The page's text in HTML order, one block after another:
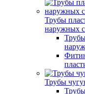
Трубы
наружных
Трубы